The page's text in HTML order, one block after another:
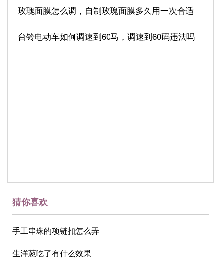
玫瑰面膜怎么调，自制玫瑰面膜多久用一次合适
台铃电动车如何调速到60马，调速到60码违法吗
猜你喜欢
手工串珠的项链扣怎么弄
生洋葱吃了有什么效果